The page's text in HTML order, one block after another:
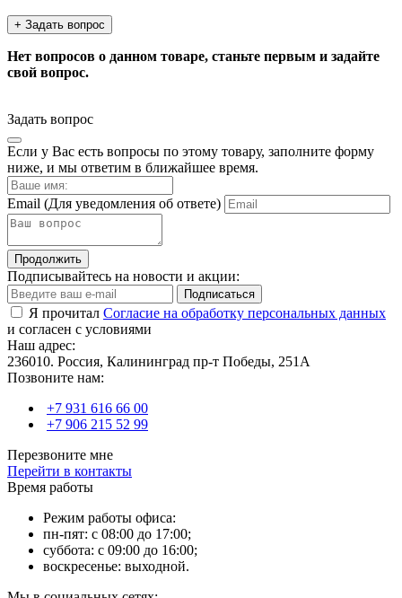
+ Задать вопрос
Нет вопросов о данном товаре, станьте первым и задайте
свой вопрос.
Задать вопрос
Если у Вас есть вопросы по этому товару, заполните форму
ниже, и мы ответим в ближайшее время.
Email (Для уведомления об ответе)
Продолжить
Подписывайтесь на новости и акции:
Подписаться
Я прочитал Согласие на обработку персональных данных
и согласен с условиями
Наш адрес:
236010. Россия, Калининград пр-т Победы, 251А
Позвоните нам:
+7 931 616 66 00
+7 906 215 52 99
Перезвоните мне
Перейти в контакты
Время работы
Режим работы офиса:
пн-пят: с 08:00 до 17:00;
суббота: с 09:00 до 16:00;
воскресенье: выходной.